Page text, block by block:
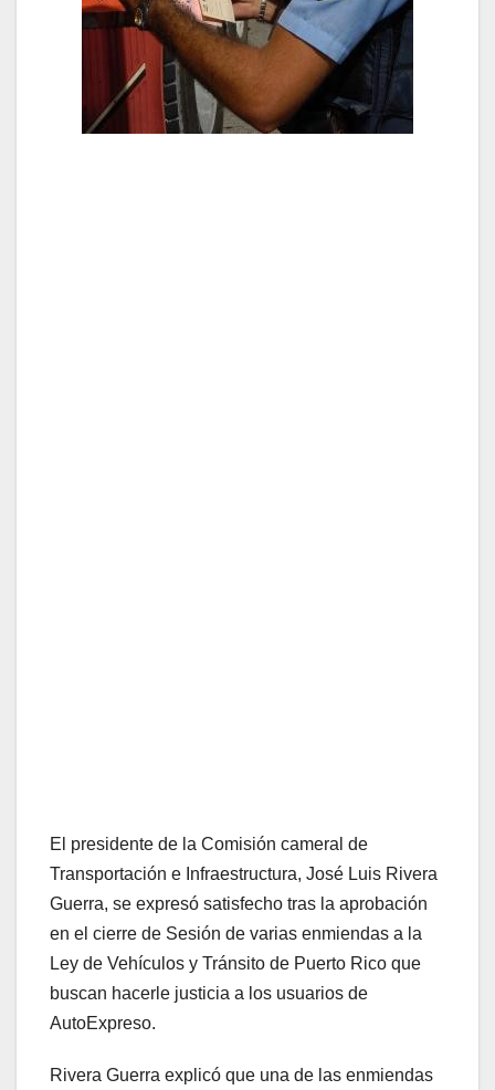
El presidente de la Comisión cameral de
Transportación e Infraestructura, José Luis Rivera
Guerra, se expresó satisfecho tras la aprobación
en el cierre de Sesión de varias enmiendas a la
Ley de Vehículos y Tránsito de Puerto Rico que
buscan hacerle justicia a los usuarios de
AutoExpreso.
Rivera Guerra explicó que una de las enmiendas